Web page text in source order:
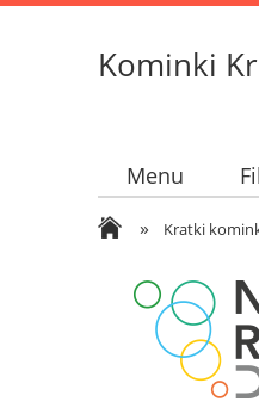
Kominki
Menu
» Kratki